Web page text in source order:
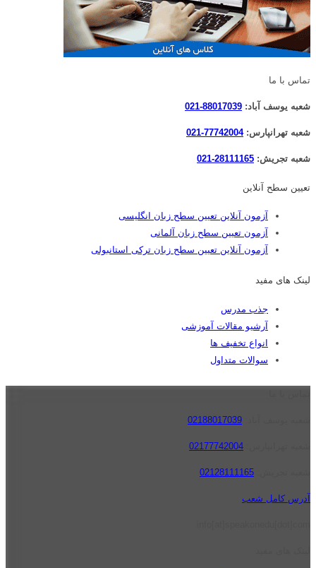
تماس با ما
شعبه یوسف آباد: 88017039-021
شعبه تهرانپارس:77742004-021
شعبه تجریش: 28111165-021
تعیین سطح آنلاین
آزمون آنلاین تعیین سطح زبان انگلیسی
آزمون تعیین سطح زبان آلمانی
آزمون آنلاین تعیین سطح زبان ترکی استانبولی
لینک های مفید
جذب مدرس
آرشیو مقالات آموزشی
انواع تخفیف ها
سوالات متداول
02188017039
02177742004
02128111165
آدرس کامل شعب